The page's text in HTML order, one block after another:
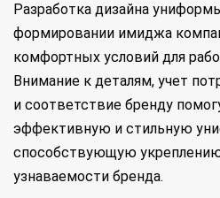
Разработка дизайна
формировании имиджа
комфортных условий для
Внимание к деталям, учет
и соответствие бренду
эффективную и стильную
способствующую
узнаваемости бренда.